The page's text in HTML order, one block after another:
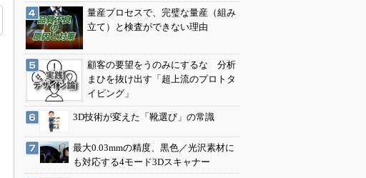
量産プロセスで、完璧な量産（組み
立て）と検査ができない理由
顧客の要望をうのみにするな 分析
まひを抜け出す「超上流のプロトタ
イピング」
3D技術が変えた「靴選び」の常識
最大0.03mmの精度、黒色／光沢素材に
も対応する4モード3Dスキャナー